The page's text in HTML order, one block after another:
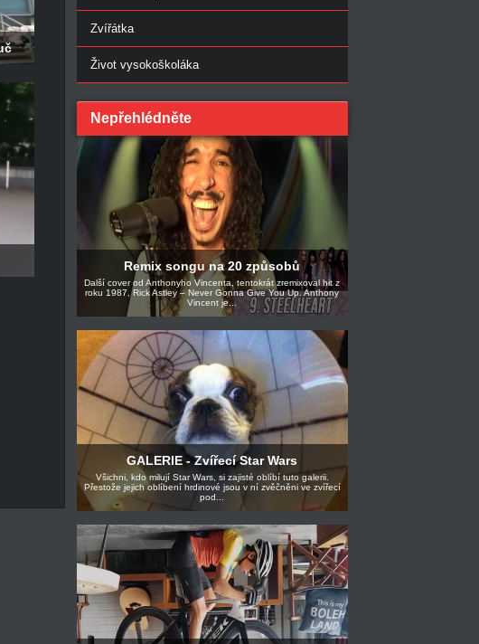
Zvířátka
Život vysokoškoláka
Nepřehlédněte
Remix songu na 20 způsobů
Další cover od Anthonyho Vincenta, tentokrát zremixoval hit z
roku 1987, Rick Astley – Never Gonna Give You Up. Anthony
Vincent je...
GALERIE - Zvířecí Star Wars
Všichni, kdo milují Star Wars, si zajisté oblíbí tuto galerii.
Přestože jejich oblíbení hrdinové jsou v ní zvěčněni ve zvířecí
pod...